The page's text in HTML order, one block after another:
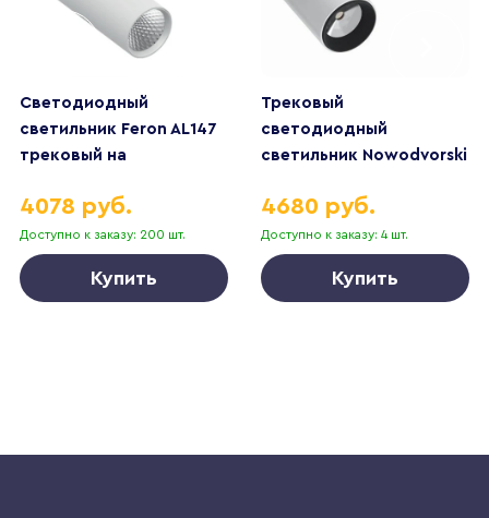
Светодиодный
светильник Feron AL147
трековый на
35 градусов белый, 3х
фазный
Доступно к заказу: 200 шт.
4078 руб.
Купить
Трековый
светодиодный
светильник Nowodvorski
Доступно к заказу: 4 шт.
4680 руб.
Купить